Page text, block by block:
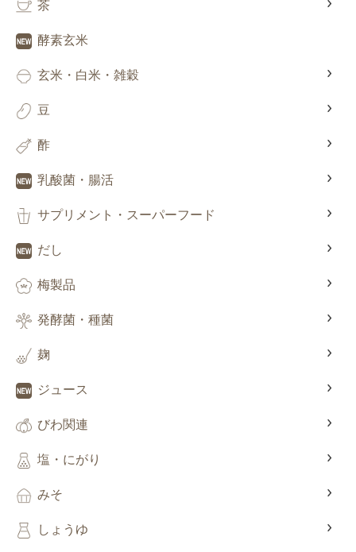
茶
酵素玄米
玄米・白米・雑穀
豆
酢
乳酸菌・腸活
サプリメント・スーパーフード
だし
梅製品
発酵菌・種菌
麹
ジュース
びわ関連
塩・にがり
みそ
しょうゆ